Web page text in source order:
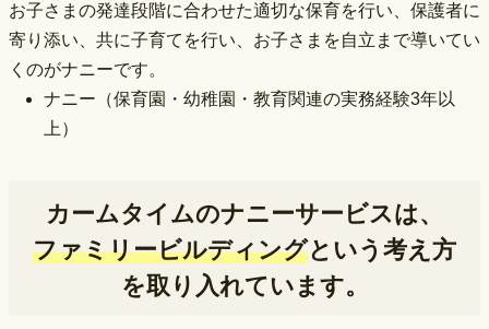
お子さまの発達段階に合わせた適切な保育を行い、保護者に
寄り添い、共に子育てを行い、お子さまを自立まで導いてい
くのがナニーです。
ナニー（保育園・幼稚園・教育関連の実務経験3年以
上）
カームタイムのナニーサービスは、
ファミリービルディングという考え方
を取り入れています。